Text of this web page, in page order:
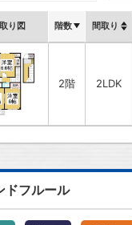
り図 階数 間取り
2階 2LDK
ドフルール